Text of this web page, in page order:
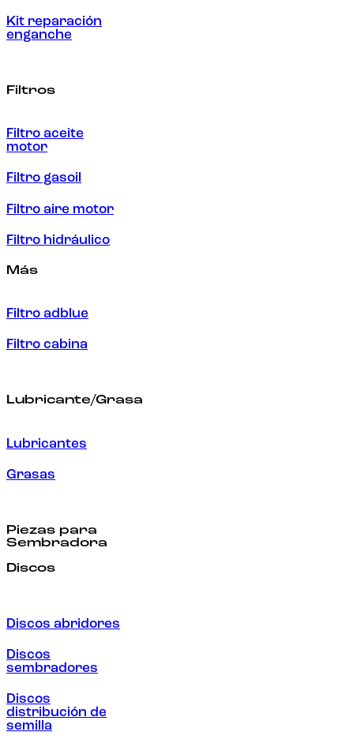
Kit reparación
enganche
Filtros
Filtro aceite
motor
Filtro gasoil
Filtro aire motor
Filtro hidráulico
Más
Filtro adblue
Filtro cabina
Lubricante/Grasa
Lubricantes
Grasas
Piezas para
Sembradora
Discos
Discos abridores
Discos
sembradores
Discos
distribución de
semilla